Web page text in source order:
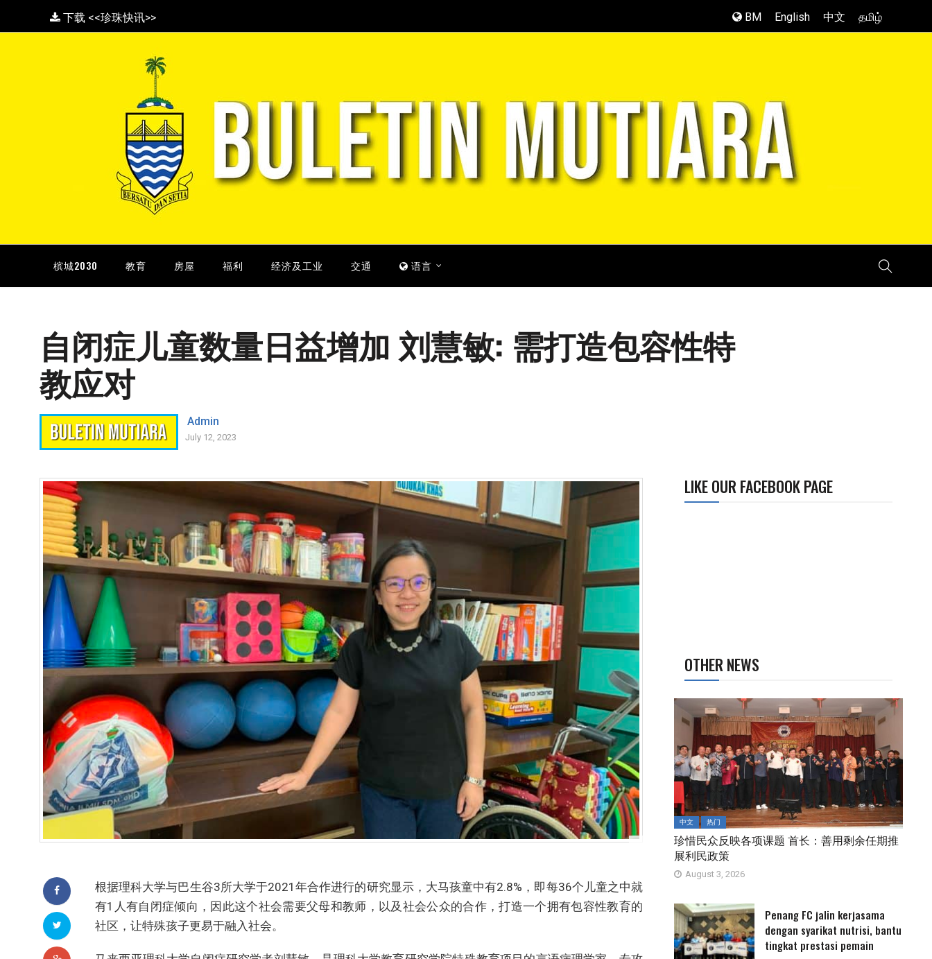
下载 <<珍珠快讯>> BM English 中文 தமிழ்
槟城2030 教育 房屋 福利 经济及工业 交通 语言
自闭症儿童数量日益增加 刘慧敏: 需打造包容性特
教应对
Admin
July 12, 2023
根据理科大学与巴生谷3所大学于2021年合作进行的研究显示，大马孩童中有2.8%，即每36个儿童之中就
有1人有自闭症倾向，因此这个社会需要父母和教师，以及社会公众的合作，打造一个拥有包容性教育的
社区，让特殊孩子更易于融入社会。
LIKE OUR FACEBOOK PAGE
OTHER NEWS
中文 热门
珍惜民众反映各项课题 首长：善用剩余任期推
展利民政策
August 3, 2026
Penang FC jalin kerjasama
dengan syarikat nutrisi, bantu
tingkat prestasi pemain